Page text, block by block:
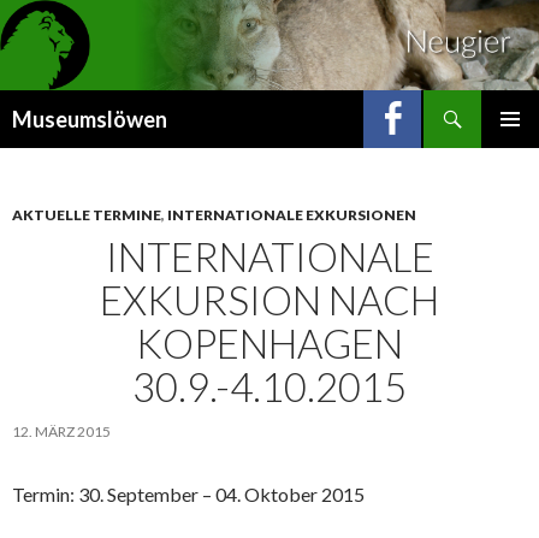
Museumslöwen
AKTUELLE TERMINE, INTERNATIONALE EXKURSIONEN
INTERNATIONALE
EXKURSION NACH
KOPENHAGEN
30.9.-4.10.2015
12. MÄRZ 2015
Termin: 30. September – 04. Oktober 2015